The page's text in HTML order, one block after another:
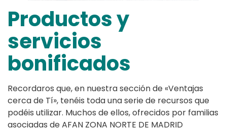
Productos y
servicios
bonificados
Recordaros que, en nuestra sección de «Ventajas
cerca de Tí», tenéis toda una serie de recursos que
podéis utilizar. Muchos de ellos, ofrecidos por familias
asociadas de AFAN ZONA NORTE DE MADRID